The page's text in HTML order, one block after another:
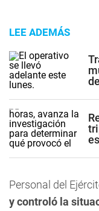
LEE ADEMÁS
Personal del
y controló la